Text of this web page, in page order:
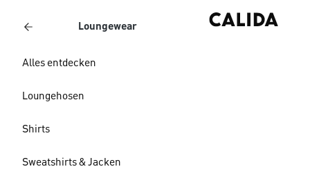
Loungewear
Alles entdecken
Loungehosen
Shirts
Sweatshirts & Jacken